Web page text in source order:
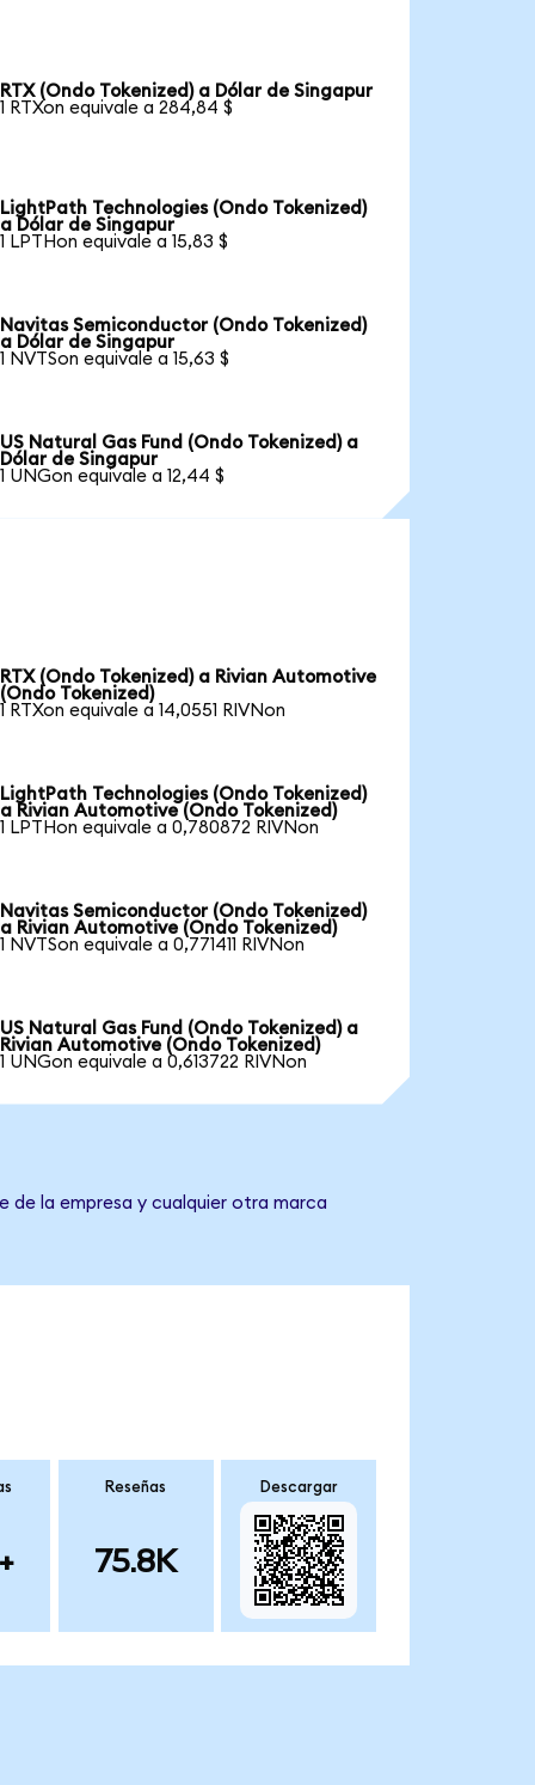
RTX (Ondo Tokenized) a Dólar de Singapur
1 RTXon equivale a 284,84 $
LightPath Technologies (Ondo Tokenized)
a Dólar de Singapur
1 LPTHon equivale a 15,83 $
Navitas Semiconductor (Ondo Tokenized)
a Dólar de Singapur
1 NVTSon equivale a 15,63 $
US Natural Gas Fund (Ondo Tokenized) a
Dólar de Singapur
1 UNGon equivale a 12,44 $
RTX (Ondo Tokenized) a Rivian Automotive
(Ondo Tokenized)
1 RTXon equivale a 14,0551 RIVNon
LightPath Technologies (Ondo Tokenized)
a Rivian Automotive (Ondo Tokenized)
1 LPTHon equivale a 0,780872 RIVNon
Navitas Semiconductor (Ondo Tokenized)
a Rivian Automotive (Ondo Tokenized)
1 NVTSon equivale a 0,771411 RIVNon
US Natural Gas Fund (Ondo Tokenized) a
Rivian Automotive (Ondo Tokenized)
1 UNGon equivale a 0,613722 RIVNon
de la empresa y cualquier otra marca
Reseñas
75.8K
Descargar